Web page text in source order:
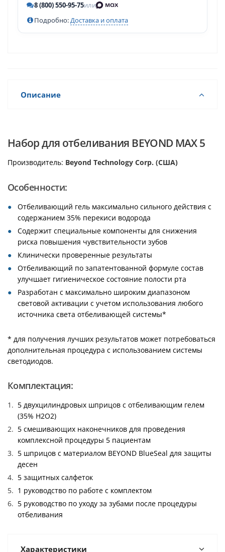
8 (800) 550-95-75или
Подробно:Доставка и оплата
Описание
Набор для отбеливания BEYOND MAX 5
Производитель: Beyond Technology Corp. (США)
Особенности:
Отбеливающий гель максимально сильного действия с
содержанием 35% перекиси водорода
Содержит специальные компоненты для снижения
риска повышения чувствительности зубов
Клинически проверенные результаты
Отбеливающий по запатентованной формуле состав
улучшает гигиеническое состояние полости рта
Разработан с максимально широким диапазоном
световой активации с учетом использования любого
источника света отбеливающей системы*
* для получения лучших результатов может потребоваться
дополнительная процедура с использованием системы
светодиодов.
Комплектация:
5 двухцилиндровых шприцов с отбеливающим гелем
(35% H2O2)
5 смешивающих наконечников для проведения
комплексной процедуры 5 пациентам
5 шприцов с материалом BEYOND BlueSeal для защиты
десен
5 защитных салфеток
1 руководство по работе с комплектом
5 руководство по уходу за зубами после процедуры
отбеливания
Характеристики